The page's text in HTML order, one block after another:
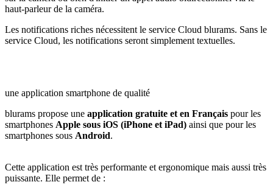
haut-parleur de la caméra.
Les notifications riches nécessitent le service Cloud blurams. Sans le
service Cloud, les notifications seront simplement textuelles.
une application smartphone de qualité
blurams propose une application gratuite et en Français pour les
smartphones Apple sous iOS (iPhone et iPad) ainsi que pour les
smartphones sous Android.
Cette application est très performante et ergonomique mais aussi très
puissante. Elle permet de :